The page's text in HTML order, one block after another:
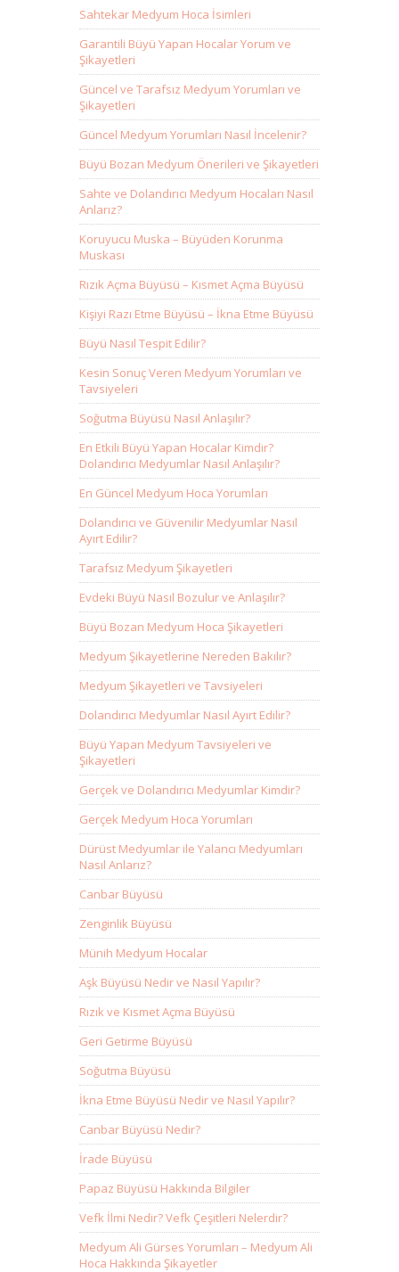
Sahtekar Medyum Hoca İsimleri
Garantili Büyü Yapan Hocalar Yorum ve
Şikayetleri
Güncel ve Tarafsız Medyum Yorumları ve
Şikayetleri
Güncel Medyum Yorumları Nasıl İncelenir?
Büyü Bozan Medyum Önerileri ve Şikayetleri
Sahte ve Dolandırıcı Medyum Hocaları Nasıl
Anlarız?
Koruyucu Muska – Büyüden Korunma
Muskası
Rızık Açma Büyüsü – Kısmet Açma Büyüsü
Kişiyi Razı Etme Büyüsü – İkna Etme Büyüsü
Büyü Nasıl Tespit Edilir?
Kesin Sonuç Veren Medyum Yorumları ve
Tavsiyeleri
Soğutma Büyüsü Nasıl Anlaşılır?
En Etkili Büyü Yapan Hocalar Kimdir?
Dolandırıcı Medyumlar Nasıl Anlaşılır?
En Güncel Medyum Hoca Yorumları
Dolandırıcı ve Güvenilir Medyumlar Nasıl
Ayırt Edilir?
Tarafsız Medyum Şikayetleri
Evdeki Büyü Nasıl Bozulur ve Anlaşılır?
Büyü Bozan Medyum Hoca Şikayetleri
Medyum Şikayetlerine Nereden Bakılır?
Medyum Şikayetleri ve Tavsiyeleri
Dolandırıcı Medyumlar Nasıl Ayırt Edilir?
Büyü Yapan Medyum Tavsiyeleri ve
Şikayetleri
Gerçek ve Dolandırıcı Medyumlar Kimdir?
Gerçek Medyum Hoca Yorumları
Dürüst Medyumlar ile Yalancı Medyumları
Nasıl Anlarız?
Canbar Büyüsü
Zenginlik Büyüsü
Münih Medyum Hocalar
Aşk Büyüsü Nedir ve Nasıl Yapılır?
Rızık ve Kısmet Açma Büyüsü
Geri Getirme Büyüsü
Soğutma Büyüsü
İkna Etme Büyüsü Nedir ve Nasıl Yapılır?
Canbar Büyüsü Nedir?
İrade Büyüsü
Papaz Büyüsü Hakkında Bilgiler
Vefk İlmi Nedir? Vefk Çeşitleri Nelerdir?
Medyum Ali Gürses Yorumları – Medyum Ali
Hoca Hakkında Şikayetler